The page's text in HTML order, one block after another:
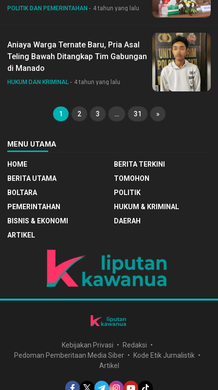
POLITIK DAN PEMERINTAHAN 4 tahun yang lalu
Aniaya Warga Ternate Baru, Pria Asal
Teling Bawah Ditangkap Tim Gabungan
di Manado
HUKUM DAN KRIMINAL 4 tahun yang lalu
1 2 3 … 31 »
MENU UTAMA
HOME
BERITA TERKINI
BERITA UTAMA
TOMOHON
BOLTARA
POLITIK
PEMERINTAHAN
HUKUM & KRIMINAL
BISNIS & EKONOMI
DAERAH
ARTIKEL
Kebijakan Privasi
Redaksi
Pedoman Pemberitaan Media Siber
Kode Etik Jurnalistik
Artikel